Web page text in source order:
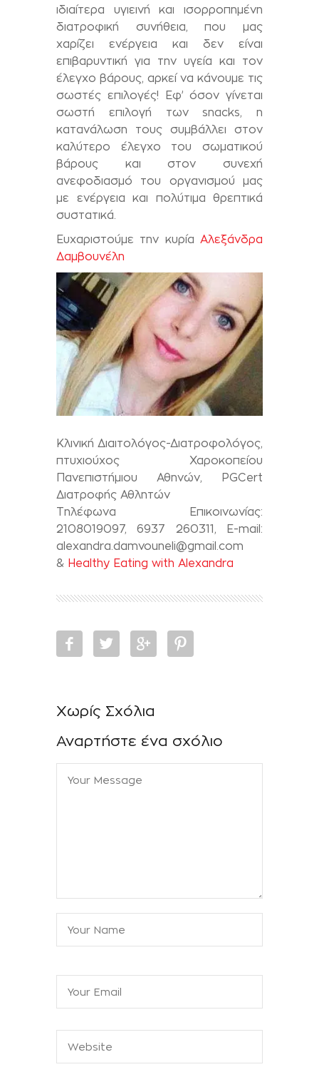
ιδιαίτερα υγιεινή και ισορροπημένη
διατροφική συνήθεια, που μας
χαρίζει ενέργεια και δεν είναι
επιβαρυντική για την υγεία και τον
έλεγχο βάρους, αρκεί να κάνουμε τις
σωστές επιλογές! Εφ’ όσον γίνεται
σωστή επιλογή των snacks, η
κατανάλωση τους συμβάλλει στον
καλύτερο έλεγχο του σωματικού
βάρους και στον συνεχή
ανεφοδιασμό του οργανισμού μας
με ενέργεια και πολύτιμα θρεπτικά
συστατικά.
Ευχαριστούμε την κυρία Αλεξάνδρα
Δαμβουνέλη
Κλινική Διαιτολόγος-Διατροφολόγος,
πτυχιούχος Χαροκοπείου
Πανεπιστήμιου Αθηνών, PGCert
Διατροφής Αθλητών
Τηλέφωνα Επικοινωνίας:
2108019097, 6937 260311, E-mail:
alexandra.damvouneli@gmail.com
& Ηealthy Εating with Alexandra
Χωρίς Σχόλια
Αναρτήστε ένα σχόλιο